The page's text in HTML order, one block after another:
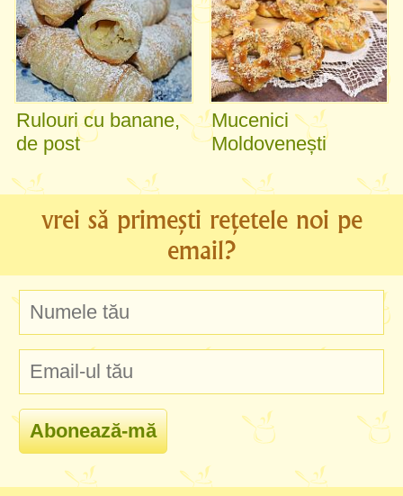
Rulouri cu banane,
de post
Mucenici
Moldovenești
vrei să primești rețetele noi pe
email?